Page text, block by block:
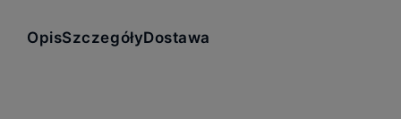
OpisSzczegółyDostawa